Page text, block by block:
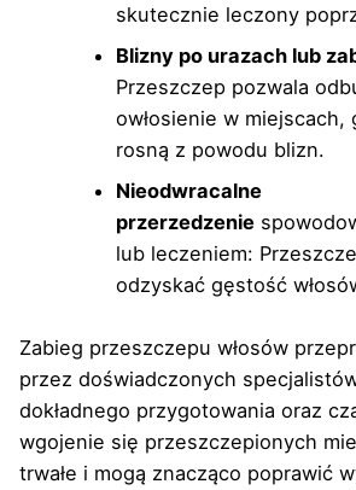
skutecznie leczony
Blizny po urazach lub
Przeszczep pozwala
owłosienie w miejscach,
rosną z powodu blizn.
Nieodwracalne
przerzedzenie
lub leczeniem:
odzyskać gęstość
Zabieg przeszczepu włosów
przez doświadczonych
dokładnego przygotowania oraz
wgojenie się przeszczepionych
trwałe i mogą znacząco poprawić